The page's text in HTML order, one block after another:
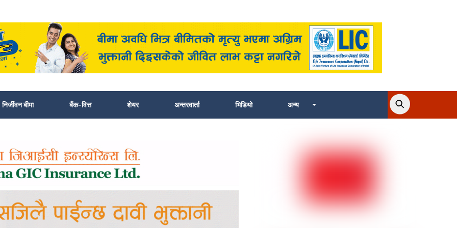
निर्जीवन बीमा बैंक-वित्त शेयर अन्तरवार्ता भिडियो अन्य